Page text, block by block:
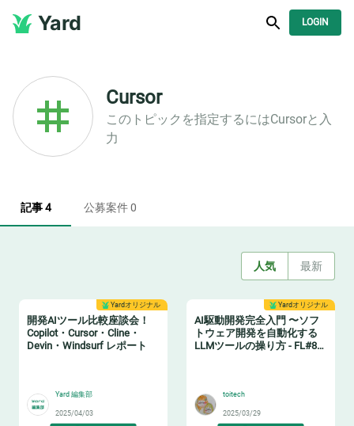
Yard LOGIN
Cursor
このトピックを指定するにはCursorと入
力
記事 4 公募案件 0
人気 最新
Yardオリジナル
開発AIツール比較座談会！
Copilot・Cursor・Cline・
Devin・Windsurf レポート
Yard 編集部
2025/04/03
Yardオリジナル
AI駆動開発完全入門 〜ソフ
トウェア開発を自動化する
LLMツールの操り方 - FL#87
toitech
2025/03/29